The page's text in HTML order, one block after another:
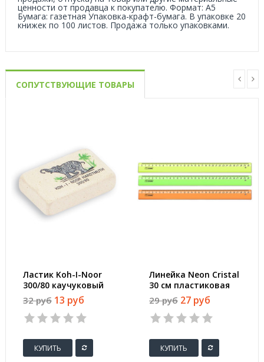
ценности от продавца к покупателю. Формат: А5
Бумага: газетная Упаковка-крафт-бумага. В упаковке 20
книжек по 100 листов. Продажа только упаковками.
СОПУТСТВУЮЩИЕ ТОВАРЫ
Ластик Koh-I-Noor
300/80 каучуковый
26x18x7 мм
32 руб 13 руб
КУПИТЬ
Линейка Neon Cristal
30 см пластиковая
прозрачная
29 руб 27 руб
КУПИТЬ